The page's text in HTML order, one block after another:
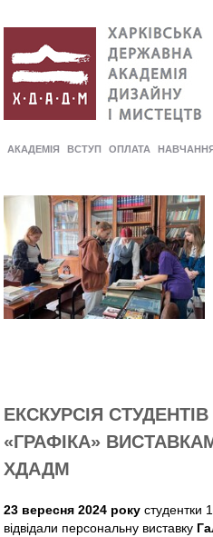
АКАДЕМІЯ ВСТУП ОПЛАТА
ЕКСКУРСІЯ
«ГРАФІКА»
ХДАДМ
23 вересня 2024 року студентки
відвідали персональну виставку